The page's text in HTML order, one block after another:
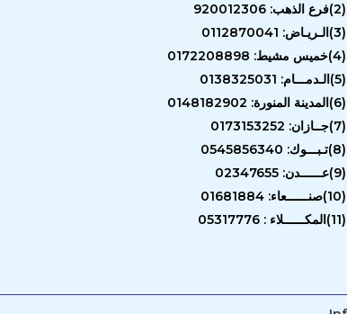
(2)فرع الذهب: 920012306
(3)الـريـاض: 0112870041
(4)خميس مشيط: 0172208898
(5)الـدمـــام: 0138325031
(6)المدينة المنورة: 0148182902
(7)جــازان: 0173153252
(8)تـبـــوك: 0545856340
(9)عــــــدن: 02347655
(10)صنــــــعاء: 01681884
(11)المكــــــلاء : 05317776